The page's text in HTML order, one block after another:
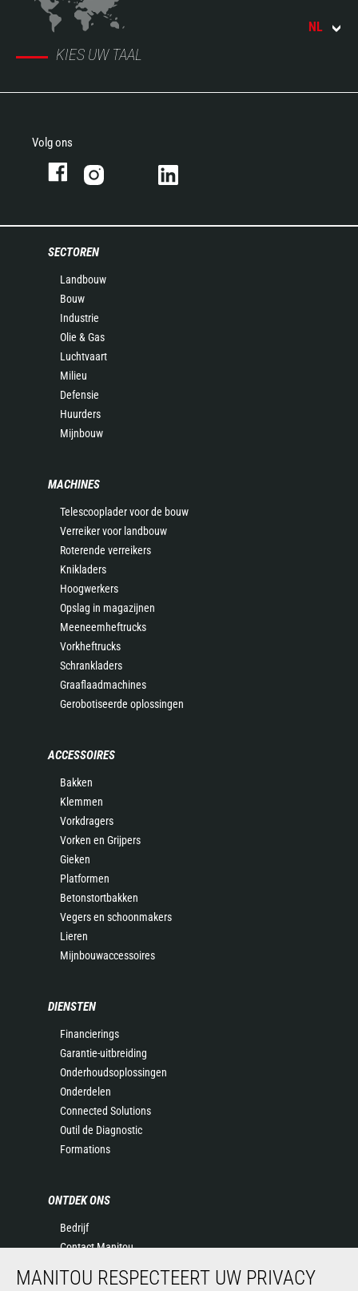
KIES UW TAAL
NL
Volg ons
SECTOREN
Landbouw
Bouw
Industrie
Olie & Gas
Luchtvaart
Milieu
Defensie
Huurders
Mijnbouw
MACHINES
Telescooplader voor de bouw
Verreiker voor landbouw
Roterende verreikers
Knikladers
Hoogwerkers
Opslag in magazijnen
Meeneemheftrucks
Vorkheftrucks
Schrankladers
Graaflaadmachines
Gerobotiseerde oplossingen
ACCESSOIRES
Bakken
Klemmen
Vorkdragers
Vorken en Grijpers
Gieken
Platformen
Betonstortbakken
Vegers en schoonmakers
Lieren
Mijnbouwaccessoires
DIENSTEN
Financierings
Garantie-uitbreiding
Onderhoudsoplossingen
Onderdelen
Connected Solutions
Outil de Diagnostic
Formations
ONTDEK ONS
Bedrijf
Contact Manitou
Evenementen
MANITOU RESPECTEERT UW PRIVACY